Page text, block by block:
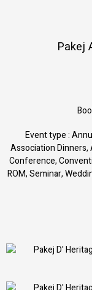
Pakej
Event type :
Association
Conference,
ROM, Seminar,